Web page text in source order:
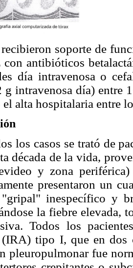
soporte de
con antibióticos
día intravenosa o
g intravenosa día) entre
el alta hospitalaria entre
los casos se trató de
década de la vida,
y zona
presentaron un
inespecífico y
la fiebre elevada,
Todos los
(IRA) tipo I, que en dos
pleuropulmonar fue